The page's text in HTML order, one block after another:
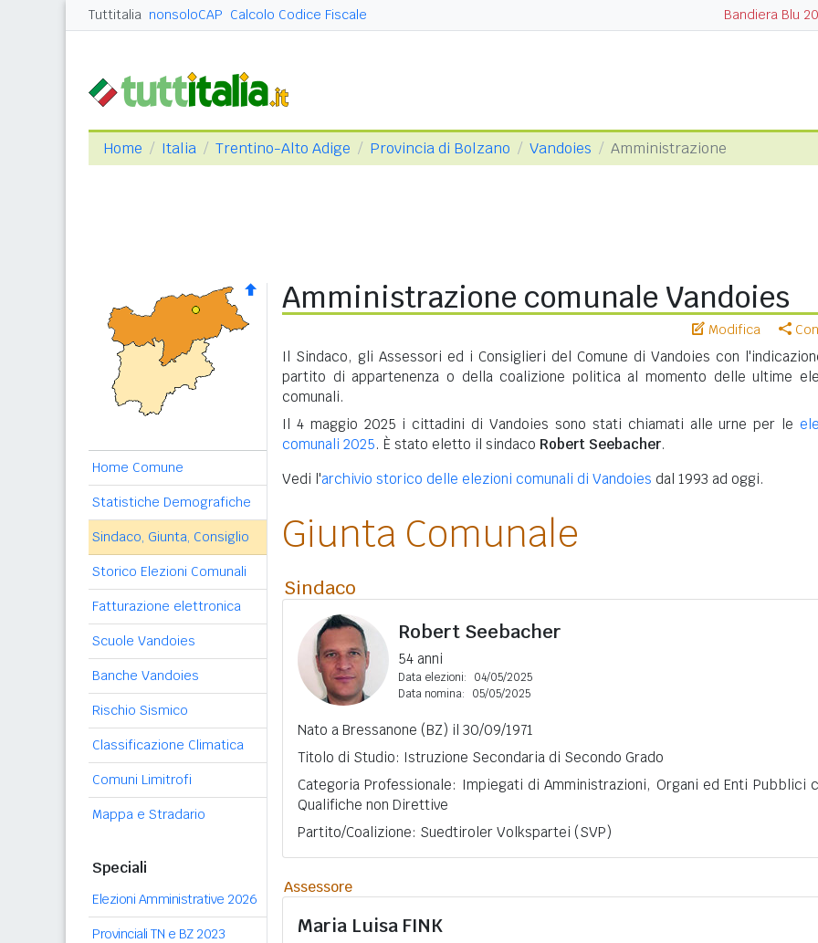
Tuttitalia nonsoloCAP Calcolo Codice Fiscale Bandiera Blu
Home Italia Trentino-Alto Adige Provincia di Bolzano Vandoies Amministrazione
Home Comune
Statistiche Demografiche
Sindaco, Giunta, Consiglio
Storico Elezioni Comunali
Fatturazione elettronica
Scuole Vandoies
Banche Vandoies
Rischio Sismico
Classificazione Climatica
Comuni Limitrofi
Mappa e Stradario
Speciali
Elezioni Amministrative 2026
Provinciali TN e BZ 2023
Amministrazione comunale Vandoies
Modifica
Il Sindaco, gli Assessori ed i Consiglieri del Comune di Vandoies con
partito di appartenenza o della coalizione politica al momento delle ultime
comunali.
Il 4 maggio 2025 i cittadini di Vandoies sono stati chiamati alle urne per le
comunali 2025. È stato eletto il sindaco Robert Seebacher.
Vedi l'archivio storico delle elezioni comunali di Vandoies dal 1993 ad oggi.
Giunta Comunale
Sindaco
Robert Seebacher
54 anni
Data elezioni:
04/05/2025
Data nomina:
05/05/2025
Nato a Bressanone (BZ) il 30/09/1971
Titolo di Studio: Istruzione Secondaria di Secondo Grado
Categoria Professionale: Impiegati di Amministrazioni, Organi ed Enti Pubblici
Qualifiche non Direttive
Partito/Coalizione: Suedtiroler Volkspartei (SVP)
Assessore
Maria Luisa FINK